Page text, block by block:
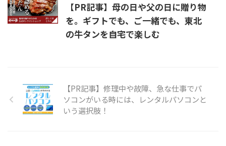
【PR記事】母の日や父の日に贈り物
を。ギフトでも、ご一緒でも、東北
の牛タンを自宅で楽しむ
【PR記事】修理中や故障、急な仕事でパ
ソコンがいる時には、レンタルパソコンと
いう選択肢！